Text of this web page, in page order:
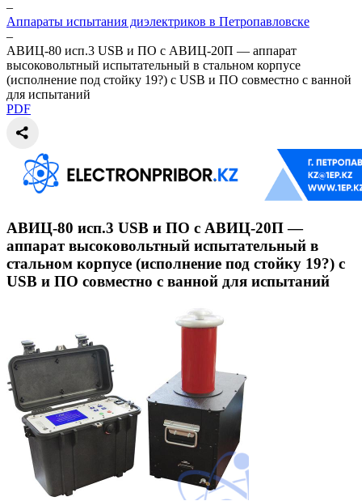
–
Аппараты испытания диэлектриков в Петропавловске
–
АВИЦ-80 исп.3 USB и ПО c АВИЦ-20П — аппарат
высоковольтный испытательный в стальном корпусе
(исполнение под стойку 19?) с USB и ПО совместно с ванной
для испытаний
PDF
АВИЦ-80 исп.3 USB и ПО c АВИЦ-20П —
аппарат высоковольтный испытательный в
стальном корпусе (исполнение под стойку 19?) с
USB и ПО совместно с ванной для испытаний